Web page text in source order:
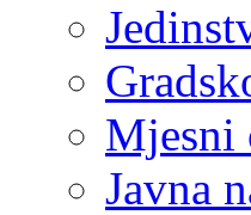
Mjesni
Javna